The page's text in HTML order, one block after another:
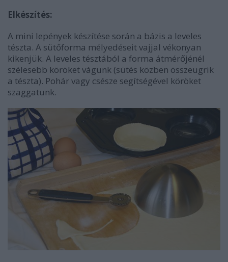
Elkészítés:
A mini lepények készítése során a bázis a leveles
tészta. A sütőforma mélyedéseit vajjal vékonyan
kikenjük. A leveles tésztából a forma átmérőjénél
szélesebb köröket vágunk (sütés közben összeugrik
a tészta). Pohár vagy csésze segítségével köröket
szaggatunk.